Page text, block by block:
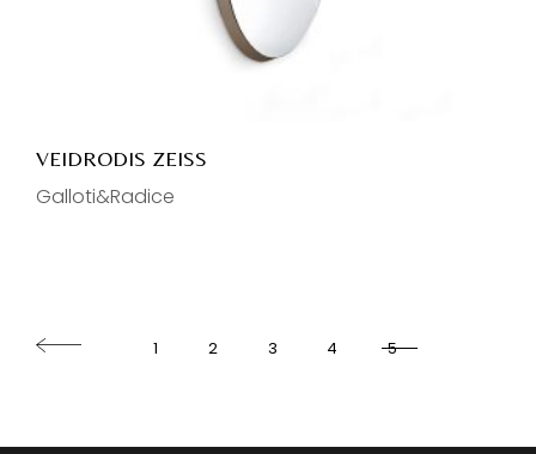
VEIDRODIS ZEISS
Galloti&Radice
1 2 3 4 5